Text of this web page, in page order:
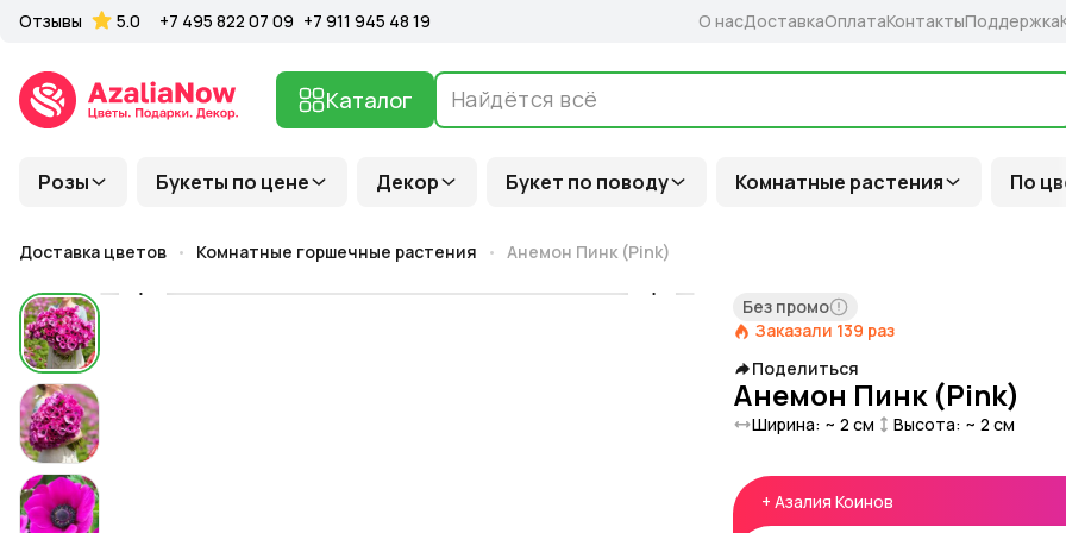
Розы Букеты по цене Декор Букет по поводу Комнатные растения По
Каталог
Отзывы 5.0 +7 495 822 07 09 +7 911 945 48 19 О насДоставкаОплатаКонтактыПоддержка
Доставка цветов Комнатные горшечные растения Анемон Пинк (Pink)
Без промо
Заказали 139 раз
Поделиться
Анемон Пинк (Pink)
Ширина: ~ 2 см Высота: ~ 2 см
+ Азалия Коинов